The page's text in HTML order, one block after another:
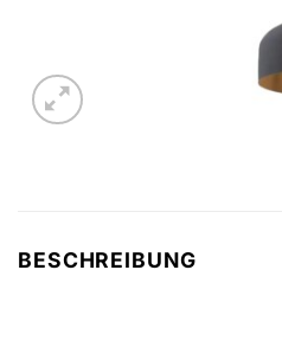
BESCHREIBUNG